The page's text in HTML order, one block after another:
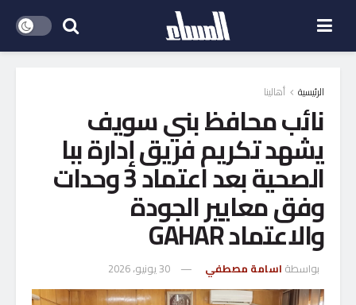
الرئيسية أهالينا
نائب محافظ بني سويف
يشهد تكريم فريق إدارة ببا
الصحية بعد اعتماد 3 وحدات
وفق معايير الجودة
والاعتماد GAHAR
بواسطة اسامة مصطفي 30 يونيو، 2026